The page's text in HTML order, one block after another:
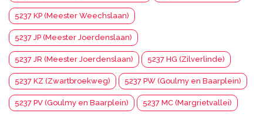
5237 KP (Meester Weechslaan)
5237 JP (Meester Joerdenslaan)
5237 JR (Meester Joerdenslaan) 5237 HG (Zilverlinde)
5237 KZ (Zwartbroekweg) 5237 PW (Goulmy en Baarplein)
5237 PV (Goulmy en Baarplein) 5237 MC (Margrietvallei)